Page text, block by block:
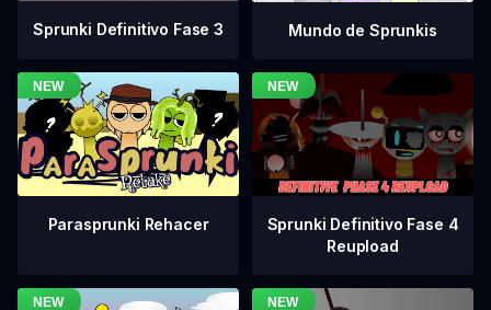
Sprunki Definitivo Fase 3 Mundo de Sprunkis
Parasprunki Rehacer
Sprunki Definitivo Fase 4
Reupload